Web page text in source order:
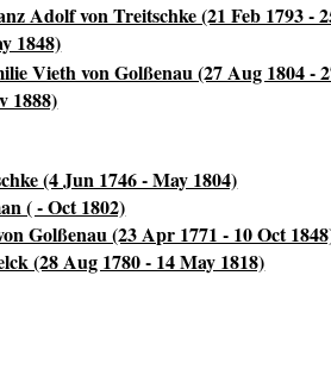
Adolf von Treitschke (21 Feb 1793 -
1848)
Vieth von Golßenau (27 Aug 1804 -
1888)
(4 Jun 1746 - May 1804)
( - Oct 1802)
Golßenau (23 Apr 1771 - 10 Oct
(28 Aug 1780 - 14 May 1818)